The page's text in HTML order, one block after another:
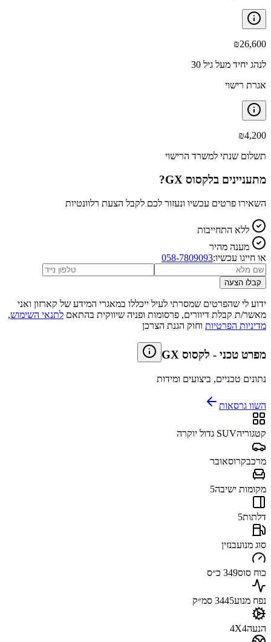
₪26,600
לנהג יחיד מעל גיל 30
אגרת רישוי
₪4,200
תשלום שנתי למשרד הרישוי
מתעניינים בלקסוס GX ?
השאירו פרטים עכשיו ונעזור לכם לקבל הצעת רלוונטיות
ללא התחייבות
מענה מהיר
או חייגו עכשיו:058-7809093
קבלו הצעה
ידוע לי שהפרטים שמסרתי לעיל ייכללו במאגרי המידע של קארזון ואני
מאשר/ת קבלת דיוורים, פרסומות ופניה שיווקית בהתאם לתנאי השימוש,
מדיניות הפרטיות וחוק הגנת הצרכן
מפרט טכני - לקסוס GX
נתונים טכניים, ביצועים ומידות
השוו גרסאות
קטגוריהSUV גדול יוקרה
מרכבקרוסאובר
מקומות ישיבה5
דלתות5
סוג מנועבנזין
כוח סוס349 כ״ס
נפח מנוע3445 סמ״ק
הנעה4X4